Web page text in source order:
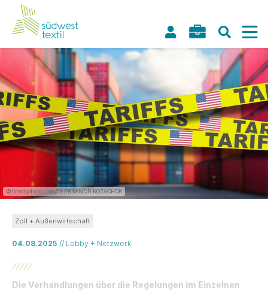
©Istockphoto.com/OLEKSANDR KOZACHOK
04.08.2025 // Lobby + Netzwerk
Zoll + Außenwirtschaft
Die Verhandlungen über die Regelungen im Einzelnen